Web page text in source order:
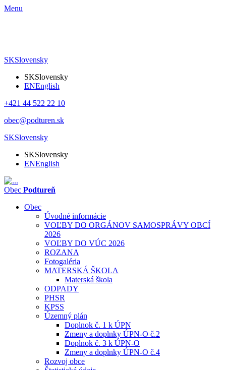
Menu
SKSlovensky
SKSlovensky
ENEnglish
+421 44 522 22 10
obec@podturen.sk
SKSlovensky
SKSlovensky
ENEnglish
Obec Podtureň
Obec
Úvodné informácie
VOĽBY DO ORGÁNOV SAMOSPRÁVY OBCÍ
2026
VOĽBY DO VÚC 2026
ROZANA
Fotogaléria
MATERSKÁ ŠKOLA
Materská škola
ODPADY
PHSR
KPSS
Územný plán
Doplnok č. 1 k ÚPN
Zmeny a doplnky ÚPN-O č.2
Doplnok č. 3 k ÚPN-O
Zmeny a doplnky ÚPN-O č.4
Rozvoj obce